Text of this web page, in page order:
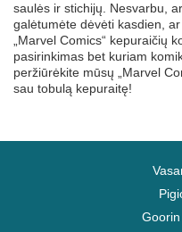
saulės ir stichijų. Nesvarbu,
galėtumėte dėvėti kasdien,
„Marvel Comics“ kepuraičių
pasirinkimas bet kuriam
peržiūrėkite mūsų „Marvel
sau tobulą kepuraitę!